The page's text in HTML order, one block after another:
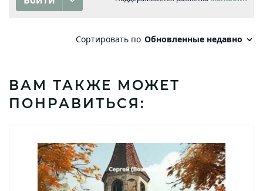
ВАМ ТАКЖЕ МОЖЕТ
ПОНРАВИТЬСЯ: